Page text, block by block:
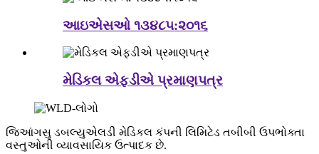
આઇએસઓ ૧૩૪૮૫:૨૦૧૬
મેડિકલ એફડીએ પ્રમાણપત્ર
જિઆંગસુ ડબલ્યુએલડી મેડિકલ કંપની લિમિટેડ તબીબી ઉપભોક્તા
વસ્તુઓની વ્યાવસાયિક ઉત્પાદક છે.